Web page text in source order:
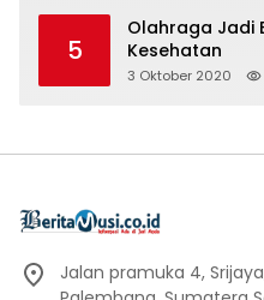
5
Olahraga Jadi
Kesehatan
3 Oktober 2020
Jalan pramuka 4,